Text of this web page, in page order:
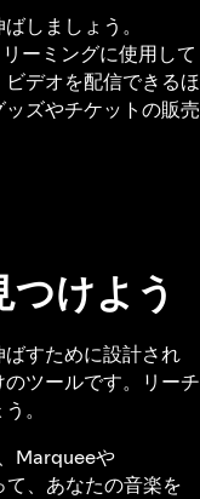
しましょう。
ーミングに使用して
デオを配信できるほ
ズやチケットの販売
けよう
すために設計され
ツールです。リーチ
。
Marqueeや
、あなたの音楽を